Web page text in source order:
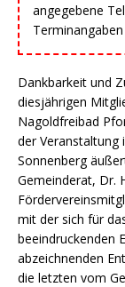
angegebene
Dankbarkeit und
diesjährigen
Nagoldfreibad
der Veranstaltung
Sonnenberg
Gemeinderat, Dr.
mit der sich für
beeindruckenden
abzeichnenden
die letzten vom